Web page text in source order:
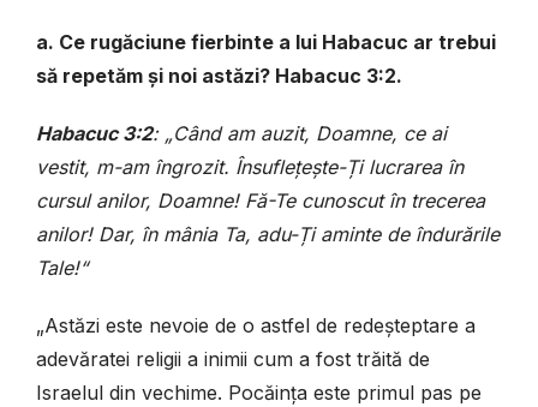
a. Ce rugăciune fierbinte a lui Habacuc ar trebui
să repetăm și noi astăzi? Habacuc 3:2.
Habacuc 3:2: „Când am auzit, Doamne, ce ai
vestit, m-am îngrozit. Însuflețește-Ți lucrarea în
cursul anilor, Doamne! Fă-Te cunoscut în trecerea
anilor! Dar, în mânia Ta, adu-Ți aminte de îndurările
Tale!“
„Astăzi este nevoie de o astfel de redeșteptare a
adevăratei religii a inimii cum a fost trăită de
Israelul din vechime. Pocăința este primul pas pe